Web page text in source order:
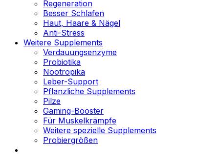
Regeneration
Besser Schlafen
Haut, Haare & Nägel
Anti-Stress
Weitere Supplements
Verdauungsenzyme
Probiotika
Nootropika
Leber-Support
Pflanzliche Supplements
Pilze
Gaming-Booster
Für Muskelkrämpfe
Weitere spezielle Supplements
Probiergrößen